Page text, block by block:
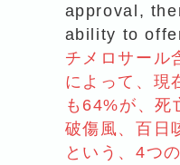
approval,
ability to
チメロサール
によって、現
も64%が、死
破傷風、百日
という、4つ